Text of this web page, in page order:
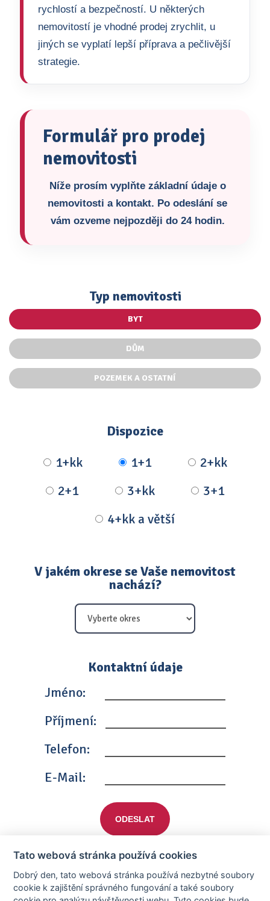
rychlostí a bezpečností. U některých
nemovitostí je vhodné prodej zrychlit, u
jiných se vyplatí lepší příprava a pečlivější
strategie.
Formulář pro prodej
nemovitosti
Níže prosím vyplňte základní údaje o
nemovitosti a kontakt. Po odeslání se
vám ozveme nejpozději do 24 hodin.
Typ nemovitosti
BYT
DŮM
POZEMEK A OSTATNÍ
Dispozice
1+kk
1+1
2+kk
2+1
3+kk
3+1
4+kk a větší
V jakém okrese se Vaše nemovitost
nachází?
Kontaktní údaje
Jméno:
Příjmení:
Telefon:
E-Mail:
ODESLAT
Tato webová stránka používá cookies
Dobrý den, tato webová stránka používá nezbytné soubory
cookie k zajištění správného fungování a také soubory